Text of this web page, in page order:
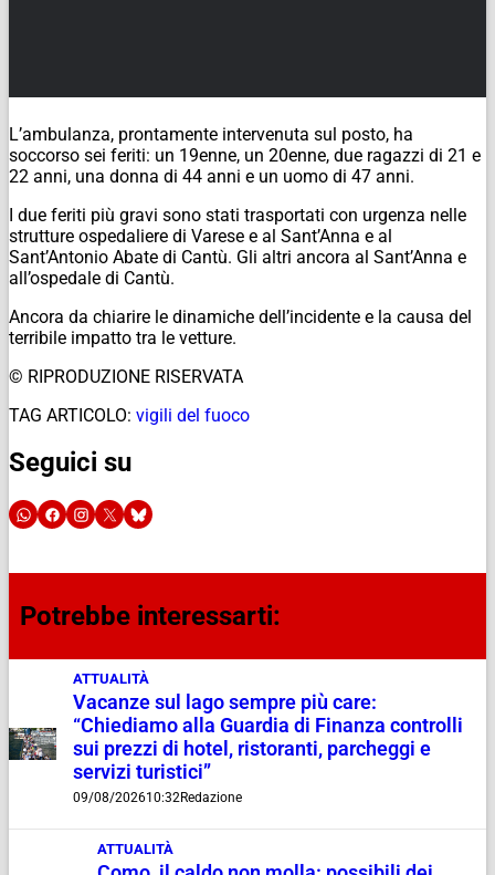
L’ambulanza, prontamente intervenuta sul posto, ha
soccorso sei feriti: un 19enne, un 20enne, due ragazzi di 21 e
22 anni, una donna di 44 anni e un uomo di 47 anni.
I due feriti più gravi sono stati trasportati con urgenza nelle
strutture ospedaliere di Varese e al Sant’Anna e al
Sant’Antonio Abate di Cantù. Gli altri ancora al Sant’Anna e
all’ospedale di Cantù.
Ancora da chiarire le dinamiche dell’incidente e la causa del
terribile impatto tra le vetture.
© RIPRODUZIONE RISERVATA
TAG ARTICOLO: vigili del fuoco
Seguici su
Potrebbe interessarti:
ATTUALITÀ
Vacanze sul lago sempre più care:
“Chiediamo alla Guardia di Finanza controlli
sui prezzi di hotel, ristoranti, parcheggi e
servizi turistici”
09/08/202610:32Redazione
ATTUALITÀ